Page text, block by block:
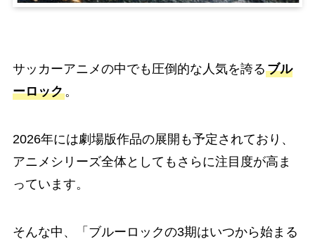
サッカーアニメの中でも圧倒的な人気を誇るブル
ーロック。
2026年には劇場版作品の展開も予定されており、
アニメシリーズ全体としてもさらに注目度が高ま
っています。
そんな中、「ブルーロックの3期はいつから始まる